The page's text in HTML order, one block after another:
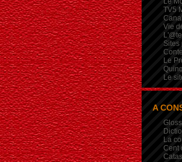
TV5
Vie
Sites
Le
Le
A
La
Cent